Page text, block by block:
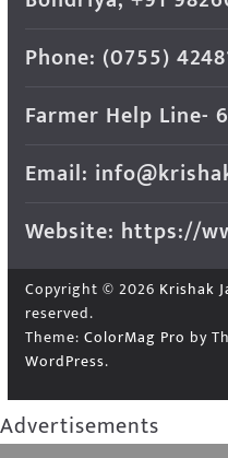
Phone: (0755)
Farmer Help Line-
Email:
Website: https://
Copyright © 2026 Krishak
reserved.
Theme: ColorMag Pro by
WordPress.
Advertisements